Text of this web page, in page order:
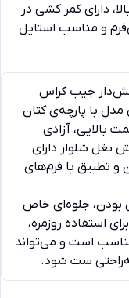
دارای کمر کشی در
و مناسب استایل
جیب کراس
مدل با پارچه‌ی کتان
بالایی، آزادی
بغل شلوار دارای
تطبیق با فرم‌های
بودن، جلوه‌ای خاص
استفاده روزمره،
است و می‌تواند
ست شود.